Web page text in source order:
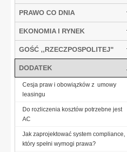
PRAWO CO DNIA
EKONOMIA I RYNEK
GOŚĆ ,,RZECZPOSPOLITEJ''
DODATEK
Cesja praw i obowiązków z umowy
leasingu
Do rozliczenia kosztów potrzebne jest
AC
Jak zaprojektować system compliance,
który spełni wymogi prawa?